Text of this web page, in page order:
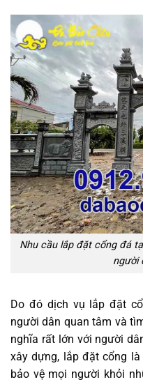
Nhu cầu lắp đặt cổng đá
người
Do đó dịch vụ lắp đặt
người dân quan tâm và
nghĩa rất lớn với người
xây dựng, lắp đặt cổng
bảo vệ mọi người khỏi